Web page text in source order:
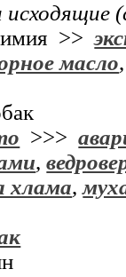
>>
масло
>>>
,
хлама,